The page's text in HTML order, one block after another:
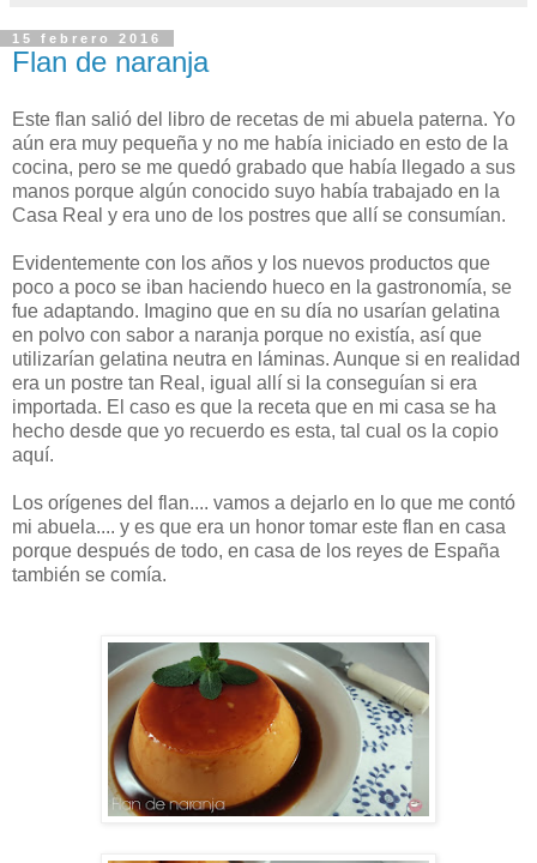
15 febrero 2016
Flan de naranja
Este flan salió del libro de recetas de mi abuela paterna. Yo
aún era muy pequeña y no me había iniciado en esto de la
cocina, pero se me quedó grabado que había llegado a sus
manos porque algún conocido suyo había trabajado en la
Casa Real y era uno de los postres que allí se consumían.
Evidentemente con los años y los nuevos productos que
poco a poco se iban haciendo hueco en la gastronomía, se
fue adaptando. Imagino que en su día no usarían gelatina
en polvo con sabor a naranja porque no existía, así que
utilizarían gelatina neutra en láminas. Aunque si en realidad
era un postre tan Real, igual allí si la conseguían si era
importada. El caso es que la receta que en mi casa se ha
hecho desde que yo recuerdo es esta, tal cual os la copio
aquí.
Los orígenes del flan.... vamos a dejarlo en lo que me contó
mi abuela.... y es que era un honor tomar este flan en casa
porque después de todo, en casa de los reyes de España
también se comía.